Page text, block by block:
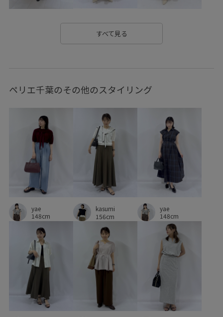
オンにもオフにも カジュアル カッティング
クーポン対象商品 コットン コーディネートのアクセント
シワになりにくい シンプル シンプルコーデ
ジャケット ジレ ジーンズ スカート スッキリ
ストラップ スーツ セットアップ
タックデザイン ツイード素材 テーパード
デニム生地 トレンド感 ニット
ハイウエスト ハイライズ
パンツにもスカートにも ビスチェ ピンタック
フィット感 フリーサイズ
プリーツスカート ヘンリーネック ベルト ボウタイ
ポーチ マニッシュ ミディ丈 リブニット
レイヤードスタイル レイヤード風 上品
光沢感 取り外し可能 合わせやすい 大人カジュアル
すべて見る
ペリエ千葉のその他のスタイリング
yae
148cm
kasumi
156cm
yae
148cm